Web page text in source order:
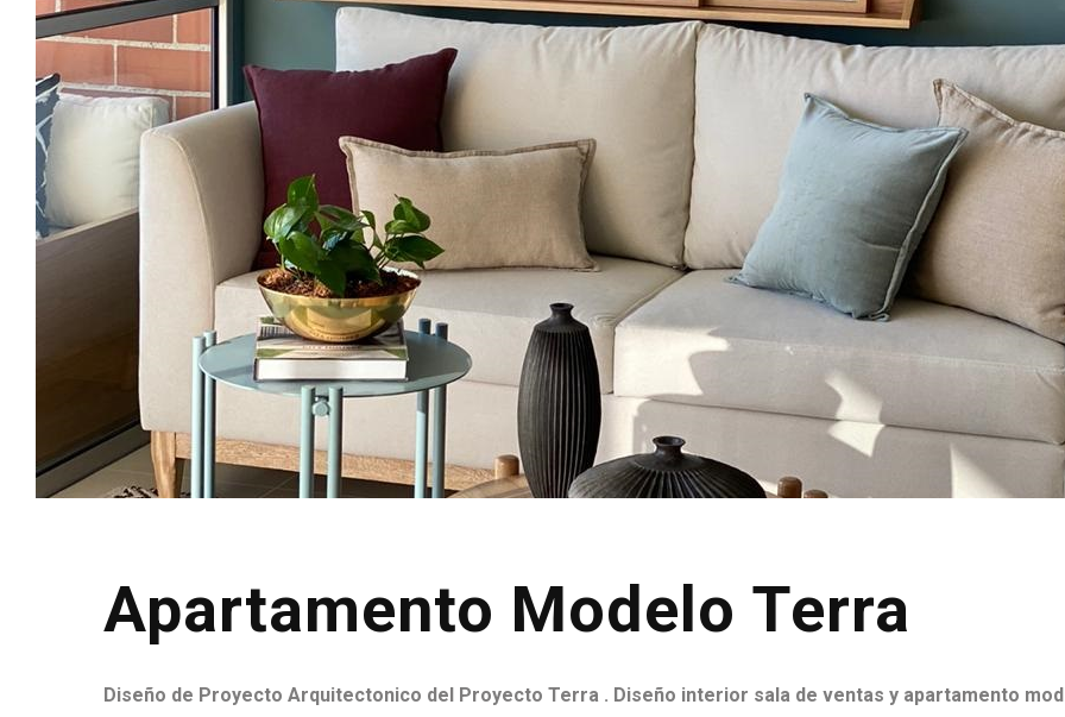
Apartamento Modelo Terra
Diseño de Proyecto Arquitectonico del Proyecto Terra . Diseño interior sala de ventas y apartamento